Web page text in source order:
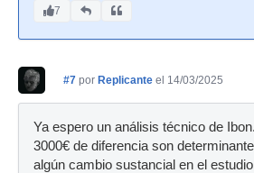
7
#7 por Replicante el 14/03/2025
Ya espero un análisis técnico de
3000€ de diferencia son
algún cambio sustancial en el